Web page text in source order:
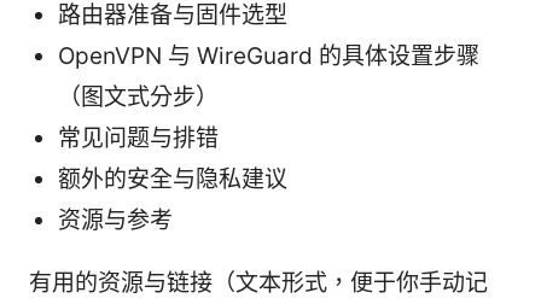
路由器准备与固件选型
OpenVPN 与 WireGuard 的具体设置步骤
（图文式分步）
常见问题与排错
额外的安全与隐私建议
资源与参考
有用的资源与链接（文本形式，便于你手动记